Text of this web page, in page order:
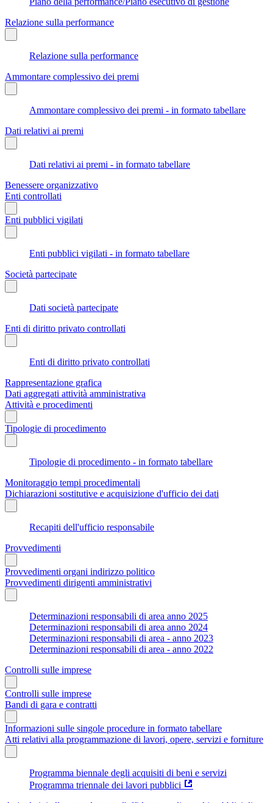
Relazione sulla performance
Relazione sulla performance
Ammontare complessivo dei premi
Ammontare complessivo dei premi - in formato tabellare
Dati relativi ai premi
Dati relativi ai premi - in formato tabellare
Benessere organizzativo
Enti controllati
Enti pubblici vigilati
Enti pubblici vigilati - in formato tabellare
Società partecipate
Dati società partecipate
Enti di diritto privato controllati
Enti di diritto privato controllati
Rappresentazione grafica
Dati aggregati attività amministrativa
Attività e procedimenti
Tipologie di procedimento
Tipologie di procedimento - in formato tabellare
Monitoraggio tempi procedimentali
Dichiarazioni sostitutive e acquisizione d'ufficio dei dati
Recapiti dell'ufficio responsabile
Provvedimenti
Provvedimenti organi indirizzo politico
Provvedimenti dirigenti amministrativi
Determinazioni responsabili di area anno 2025
Determinazioni responsabili di area anno 2024
Determinazioni responsabili di area - anno 2023
Determinazioni responsabili di area - anno 2022
Controlli sulle imprese
Controlli sulle imprese
Bandi di gara e contratti
Informazioni sulle singole procedure in formato tabellare
Atti relativi alla programmazione di lavori, opere, servizi e forniture
Programma biennale degli acquisiti di beni e servizi
Programma triennale dei lavori pubblici